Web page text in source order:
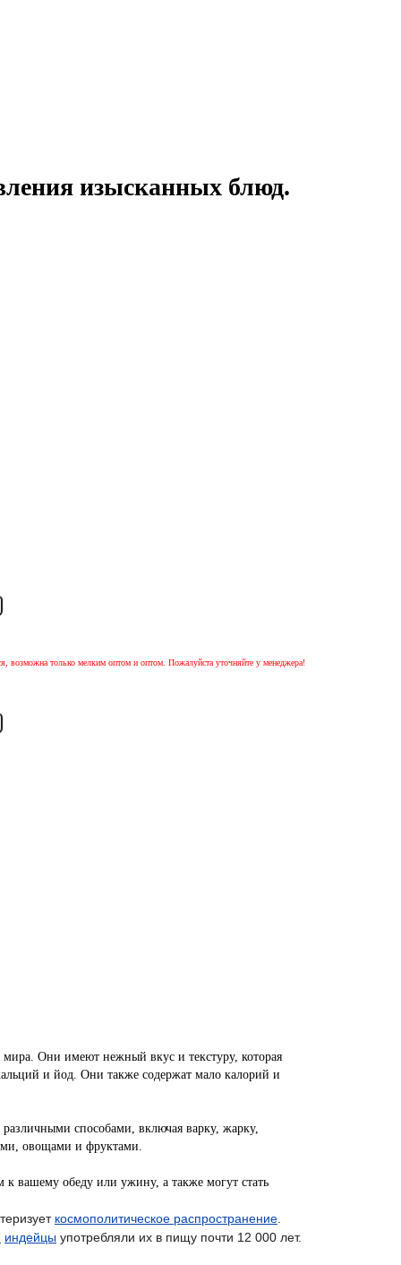
изысканных блюд.
возможна только мелким оптом и оптом. Пожалуйста уточняйте у менеджера!
Они имеют нежный вкус и текстуру, которая
и йод. Они также содержат мало калорий и
способами, включая варку, жарку,
овощами и фруктами.
вашему обеду или ужину, а также могут стать
космополитическое распространение
индейцы употребляли их в пищу почти 12 000 лет.